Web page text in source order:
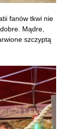
fanów tkwi nie
Mądre,
szczyptą